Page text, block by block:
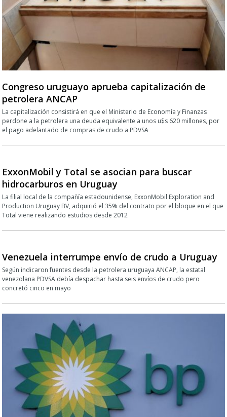
Congreso uruguayo aprueba capitalización de
petrolera ANCAP
La capitalización consistirá en que el Ministerio de Economía y Finanzas
perdone a la petrolera una deuda equivalente a unos u$s 620 millones, por
el pago adelantado de compras de crudo a PDVSA
ExxonMobil y Total se asocian para buscar
hidrocarburos en Uruguay
La filial local de la compañía estadounidense, ExxonMobil Exploration and
Production Uruguay BV, adquirió el 35% del contrato por el bloque en el que
Total viene realizando estudios desde 2012
Venezuela interrumpe envío de crudo a Uruguay
Según indicaron fuentes desde la petrolera uruguaya ANCAP, la estatal
venezolana PDVSA debía despachar hasta seis envíos de crudo pero
concretó cinco en mayo